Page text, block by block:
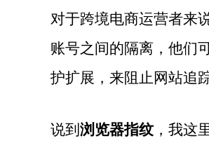
对于跨境电商运营者来
账号之间的隔离，他们
护扩展，来阻止网站追
说到浏览器指纹，我这